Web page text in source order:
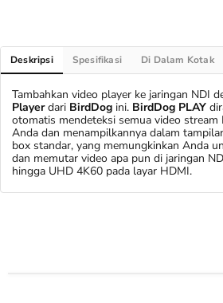
Deskripsi Spesifikasi Di Dalam Kotak
Tambahkan video player ke jaringan NDI
Playerdari BirdDog ini. BirdDog PLAY
otomatis mendeteksi semua video stream
Anda dan menampilkannya dalam
box standar, yang memungkinkan Anda
dan memutar video apa pun di jaringan
hingga UHD 4K60 pada layar HDMI.